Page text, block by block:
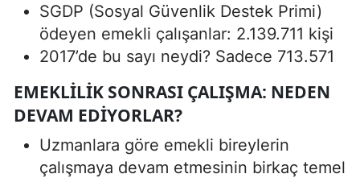
SGDP (Sosyal Güvenlik Destek Primi)
ödeyen emekli çalışanlar: 2.139.711 kişi
2017’de bu sayı neydi? Sadece 713.571
EMEKLILIK SONRASI ÇALIŞMA: NEDEN
DEVAM EDIYORLAR?
Uzmanlara göre emekli bireylerin
çalışmaya devam etmesinin birkaç temel